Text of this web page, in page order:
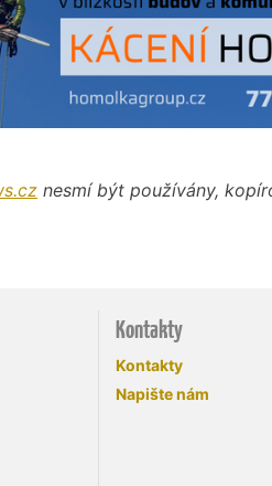
nesmí být používány,
Kontakty
Kontakty
Napište nám